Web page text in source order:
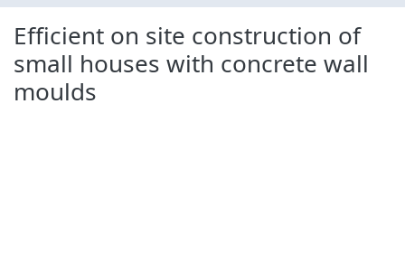
Efficient on site construction of
small houses with concrete wall
moulds